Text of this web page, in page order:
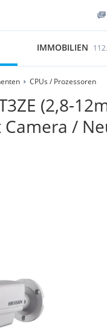
IMMOBILIEN
CPUs / Prozessoren
(2,8-
/